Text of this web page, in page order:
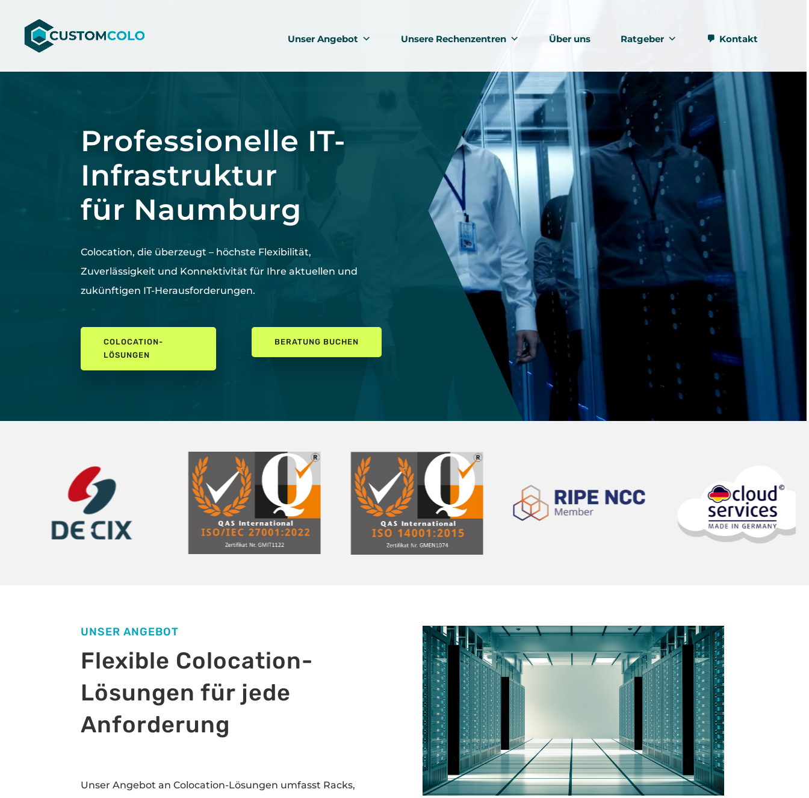
Unser Angebot Unsere Rechenzentren Über uns Ratgeber Kontakt
Player
Professionelle IT-
Infrastruktur
für Naumburg
Colocation, die überzeugt – höchste Flexibilität,
Zuverlässigkeit und Konnektivität für Ihre aktuellen und
zukünftigen IT-Herausforderungen.
COLOCATION-
LÖSUNGEN
BERATUNG BUCHEN
UNSER ANGEBOT
Flexible Colocation-
Lösungen für jede
Anforderung
Unser Angebot an Colocation-Lösungen umfasst Racks,